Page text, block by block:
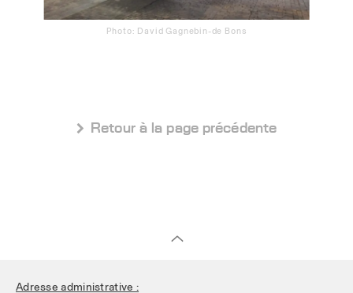
Photo: David Gagnebin-de Bons
 Retour à la page précédente
Adresse administrative :